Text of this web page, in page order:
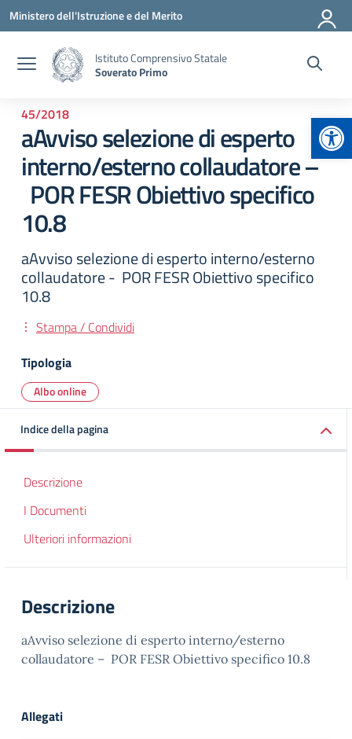
Vai ai contenuti
Vai al menu di navigazione
Vai al footer
Ministero dell'Istruzione e del Merito
Istituto Comprensivo Statale
Soverato Primo
45/2018
aAvviso selezione di esperto
interno/esterno collaudatore –
POR FESR Obiettivo specifico
10.8
aAvviso selezione di esperto interno/esterno
collaudatore - POR FESR Obiettivo specifico
10.8
Stampa / Condividi
Tipologia
Albo online
Indice della pagina
Descrizione
I Documenti
Ulteriori informazioni
Descrizione
aAvviso selezione di esperto interno/esterno
collaudatore – POR FESR Obiettivo specifico 10.8
Allegati